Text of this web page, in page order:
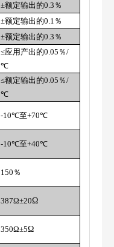
±额定输出的0.3％
±额定输出的0.1％
±额定输出的0.3％
≤应用产出的0.05％/
℃
≤额定输出的0.05％/
℃
-10℃至+70℃
-10℃至+40℃
150％
387Ω±20Ω
350Ω±5Ω